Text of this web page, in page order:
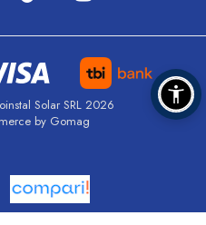
Solar SRL 2026
by Gomag